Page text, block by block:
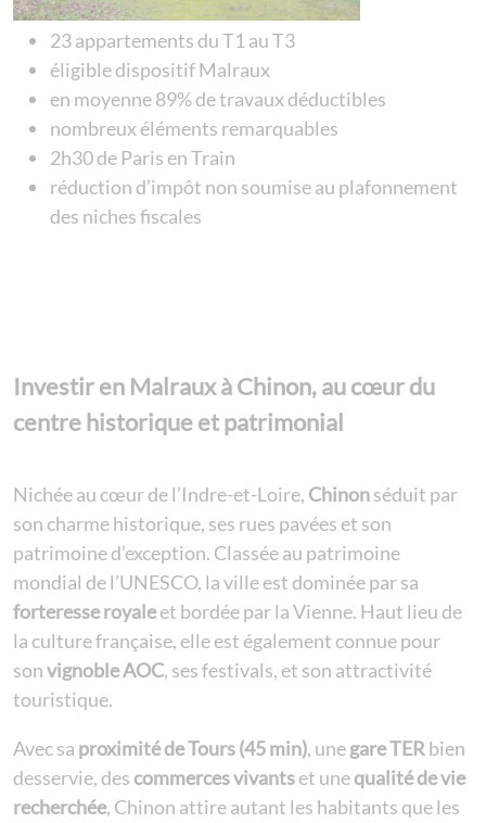
23 appartements du T1 au T3
éligible dispositif Malraux
en moyenne 89% de travaux déductibles
nombreux éléments remarquables
2h30 de Paris en Train
réduction d’impôt non soumise au plafonnement
des niches fiscales
Investir en Malraux à Chinon, au cœur du
centre historique et patrimonial
Nichée au cœur de l’Indre-et-Loire, Chinonséduit par
son charme historique, ses rues pavées et son
patrimoine d’exception. Classée au patrimoine
mondial de l’UNESCO, la ville est dominée par sa
forteresse royaleet bordée par la Vienne. Haut lieu de
la culture française, elle est également connue pour
sonvignoble AOC, ses festivals, et son attractivité
touristique.
Avec sa proximité de Tours (45 min), unegare TER bien
desservie, des commerces vivantset unequalité de vie
recherchée, Chinon attire autant les habitants que les